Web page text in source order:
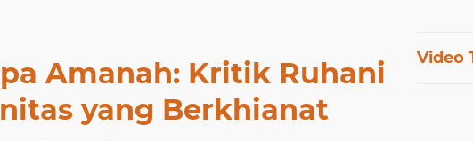
Amanah: Kritik Ruhani
yang Berkhianat
Video